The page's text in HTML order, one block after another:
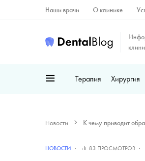
Наши врачи О клинике
Терапия Хирургия
Новости К чему приводит
НОВОСТИ 83 ПРОСМОТРОВ